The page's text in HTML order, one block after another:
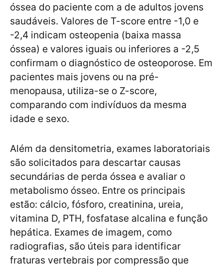
óssea do paciente com a de adultos jovens
saudáveis. Valores de T-score entre -1,0 e
-2,4 indicam osteopenia (baixa massa
óssea) e valores iguais ou inferiores a -2,5
confirmam o diagnóstico de osteoporose. Em
pacientes mais jovens ou na pré-
menopausa, utiliza-se o Z-score,
comparando com indivíduos da mesma
idade e sexo.
Além da densitometria, exames laboratoriais
são solicitados para descartar causas
secundárias de perda óssea e avaliar o
metabolismo ósseo. Entre os principais
estão: cálcio, fósforo, creatinina, ureia,
vitamina D, PTH, fosfatase alcalina e função
hepática. Exames de imagem, como
radiografias, são úteis para identificar
fraturas vertebrais por compressão que